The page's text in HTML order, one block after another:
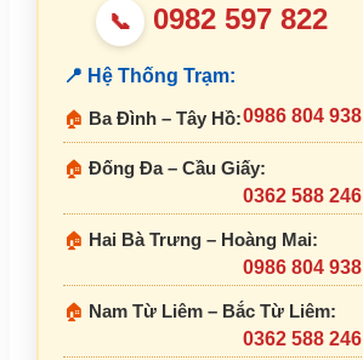
📞 0982 597 822
📍 Hệ Thống Trạm:
🏠 Ba Đình – Tây Hồ:0986 804 938
🏠 Đống Đa – Cầu Giấy:
0362 588 246
🏠 Hai Bà Trưng – Hoàng Mai:
0986 804 938
🏠 Nam Từ Liêm – Bắc Từ Liêm:
0362 588 246